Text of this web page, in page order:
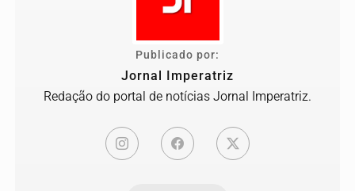
Publicado por:
Jornal Imperatriz
Redação do portal de notícias Jornal Imperatriz.